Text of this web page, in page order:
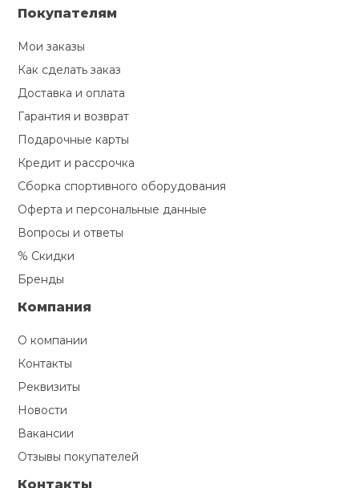
Покупателям
Мои заказы
Как сделать заказ
Доставка и оплата
Гарантия и возврат
Подарочные карты
Кредит и рассрочка
Сборка спортивного оборудования
Оферта и персональные данные
Вопросы и ответы
% Скидки
Бренды
Компания
О компании
Контакты
Реквизиты
Новости
Вакансии
Отзывы покупателей
Контакты